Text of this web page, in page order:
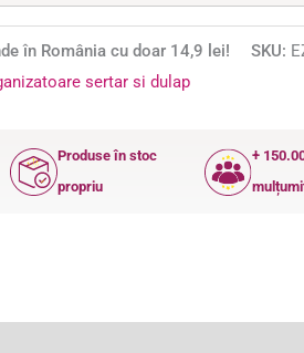
în România cu doar 14,9 lei! SKU:
sertar si dulap
Produse în stoc
propriu
+